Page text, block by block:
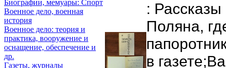
Биографии, мемуары: Спорт
Военное дело, военная
история
Военное дело: теория и
практика, вооружение и
оснащение, обеспечение и
др.
Газеты, журналы
: Рассказы
Поляна,
в